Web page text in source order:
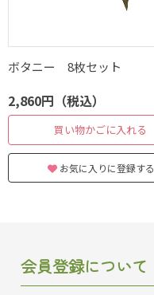
ボタニー 8枚セット
2,860円（税込）
買い物かごに入れる
お気に入りに登録する
会員登録について